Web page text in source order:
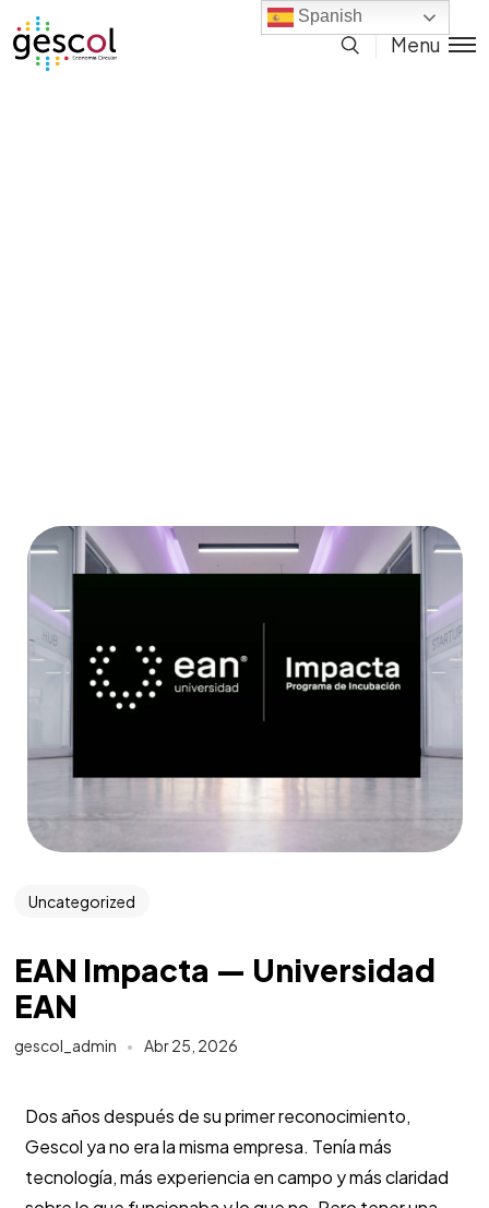
Menu
Uncategorized
EAN Impacta — Universidad
EAN
gescol_admin Abr 25, 2026
Dos años después de su primer reconocimiento,
Gescol ya no era la misma empresa. Tenía más
tecnología, más experiencia en campo y más claridad
Spanish